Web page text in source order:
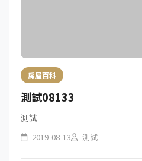
房屋百科
測試08133
測試
2019-08-13 測試